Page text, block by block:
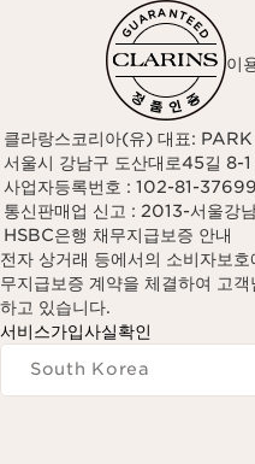
이
클라랑스코리아(유) 대표:
서울시 강남구 도산대로45길 8-
사업자등록번호 : 102-81-
통신판매업 신고 : 2013-서울
HSBC은행 채무지급보증 안내
전자 상거래 등에서의 소비자보
무지급보증 계약을 체결하여 고
하고 있습니다.
서비스가입사실확인
Navigates to
South Korea